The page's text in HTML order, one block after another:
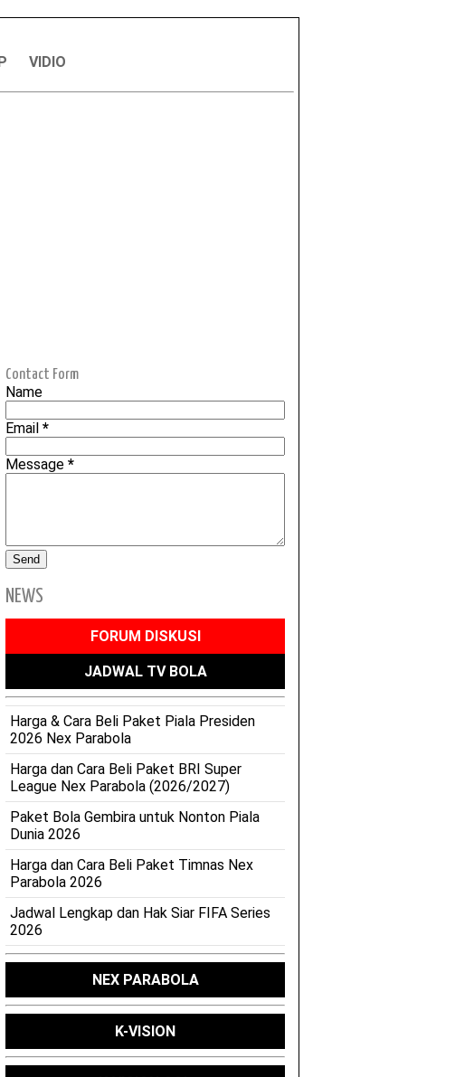
VIDIO
Contact Form
Name
Email*
Message*
NEWS
FORUM DISKUSI
JADWAL TV BOLA
Harga & Cara Beli Paket Piala Presiden
2026 Nex Parabola
Harga dan Cara Beli Paket BRI Super
League Nex Parabola (2026/2027)
Paket Bola Gembira untuk Nonton Piala
Dunia 2026
Harga dan Cara Beli Paket Timnas Nex
Parabola 2026
Jadwal Lengkap dan Hak Siar FIFA Series
2026
NEX PARABOLA
K-VISION